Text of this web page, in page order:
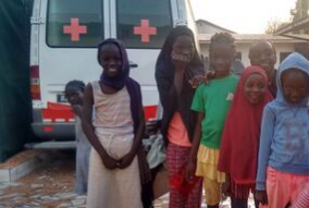
Zum Hauptinhalt springen
Erklärung zur Barrierefreiheit anzeigen